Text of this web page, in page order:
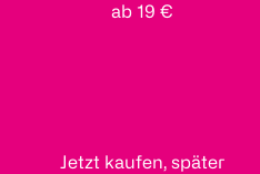
ab 19 €
Jetzt kaufen, später